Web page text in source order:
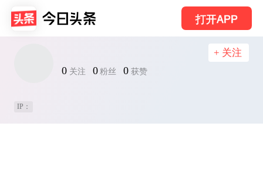
打开APP
0 关注 0 粉丝 0 获赞
+ 关注
IP：